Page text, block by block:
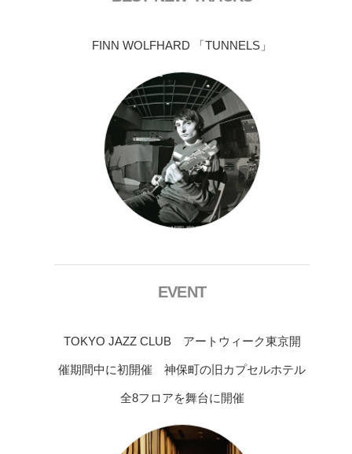
FINN WOLFHARD 「TUNNELS」
EVENT
TOKYO JAZZ CLUB アートウィーク東京開
催期間中に初開催 神保町の旧カプセルホテル
全8フロアを舞台に開催